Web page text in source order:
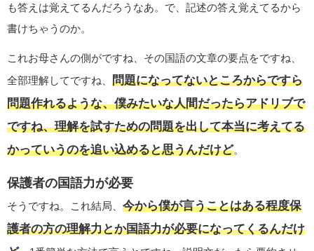
も答えは覚えてるんだろうなあ。で、記述の答え覚えてるから
書けちゃうのか。
これお母さんの側がですね、その国語の文章の要点をですね、
全部理解してですね、 問題になってないところからですら
問題作れるような、僕みたいな人間だったらアドリブで
ですね、理解を試すための問題を出して本当に考えてる
かっていうのを追い込めると思うんだけど。
保護者の国語力が必要
そうですね。これ結局、 今から僕が言うことはある程度保
護者の方の理解力とか国語力が必要になってくるんだけ